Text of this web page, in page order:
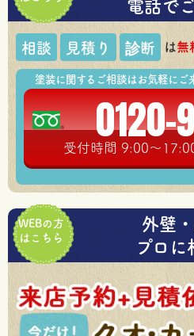
電話で
相談 見積り 診断 は無
塗装に関するご相談はお気軽にご
0120-
受付時間 9:00～
WEBの方
はこちら
外壁
プロ